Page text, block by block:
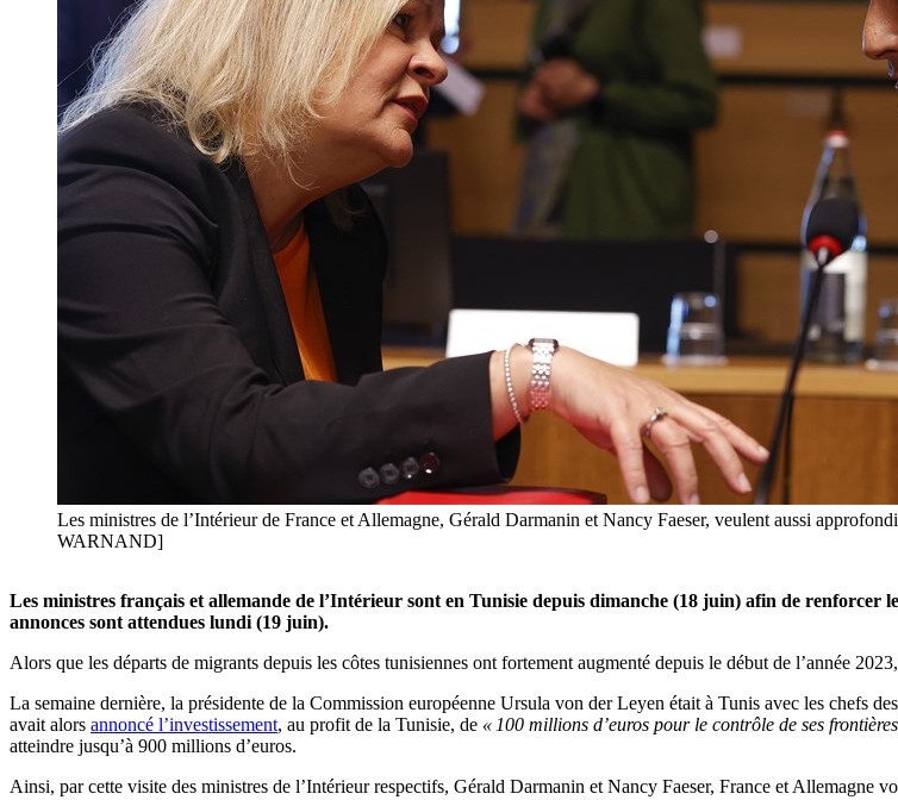
Les ministres de l’Intérieur de France et Allemagne, Gérald Darmanin et Nancy Faeser, veulent aussi
WARNAND]
Les ministres français et allemande de l’Intérieur sont en Tunisie depuis dimanche (18 juin) afin de renforcer
annonces sont attendues lundi (19 juin).
Alors que les départs de migrants depuis les côtes tunisiennes ont fortement augmenté depuis le début de l’année
La semaine dernière, la présidente de la Commission européenne Ursula von der Leyen était à Tunis avec les chefs
avait alors annoncé l’investissement, au profit de la Tunisie, de « 100 millions d’euros pour le contrôle de ses
atteindre jusqu’à 900 millions d’euros.
Ainsi, par cette visite des ministres de l’Intérieur respectifs, Gérald Darmanin et Nancy Faeser, France et Allemagne